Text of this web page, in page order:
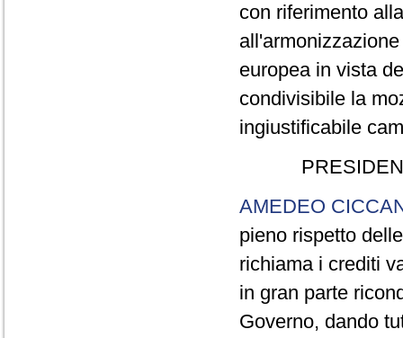
con riferimento
europea in vista
condivisibile la
ingiustificabile
AMEDEO
pieno rispetto
richiama i crediti
in gran parte
Governo, dando